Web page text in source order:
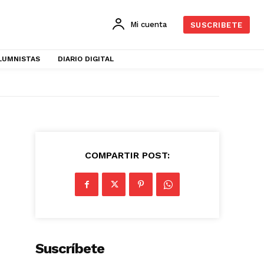
Mi cuenta SUSCRIBETE
DIARIO DIGITAL
COMPARTIR POST:
Suscríbete